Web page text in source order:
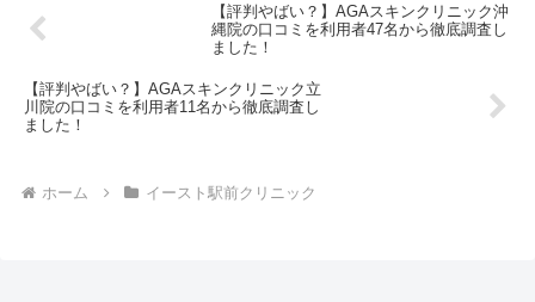
【評判やばい？】AGAスキンクリニック沖
縄院の口コミを利用者47名から徹底調査し
ました！
【評判やばい？】AGAスキンクリニック立
川院の口コミを利用者11名から徹底調査し
ました！
ホーム イースト駅前クリニック